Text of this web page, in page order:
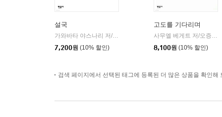
설국
가와바타 야스나리 저/유숙자 역
민음사
7,200원 (10% 할인)
고도를 기다리며
사무엘 베게트 저/오증자 역
8,100원 (10% 할인)
검색 페이지에서 선택된 태그에 등록된 더 많은 상품을 확인해